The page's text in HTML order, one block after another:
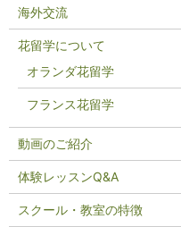
海外交流
花留学について
オランダ花留学
フランス花留学
動画のご紹介
体験レッスンQ&A
スクール・教室の特徴